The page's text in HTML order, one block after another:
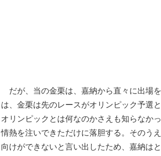
だが、当の金栗は、嘉納から直々に出場
は、金栗は先のレースがオリンピック予選
オリンピックとは何なのかさえも知らなか
情熱を注いできただけに落胆する。そのう
向けができないと言い出したため、嘉納は